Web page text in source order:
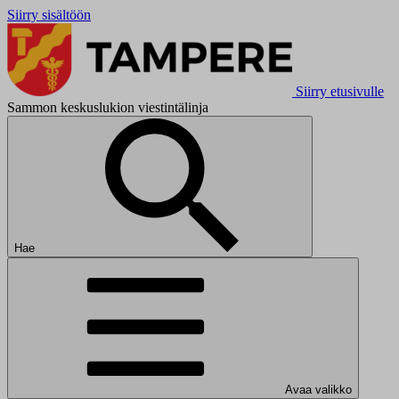
Siirry sisältöön
Siirry etusivulle
Sammon keskuslukion viestintälinja
Hae
Avaa valikko